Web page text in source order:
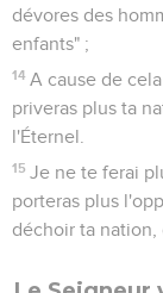
dévores des
enfants" ;
14 A cause de
priveras plus ta
l'Éternel.
15 Je ne te ferai
porteras plus
déchoir ta nation,